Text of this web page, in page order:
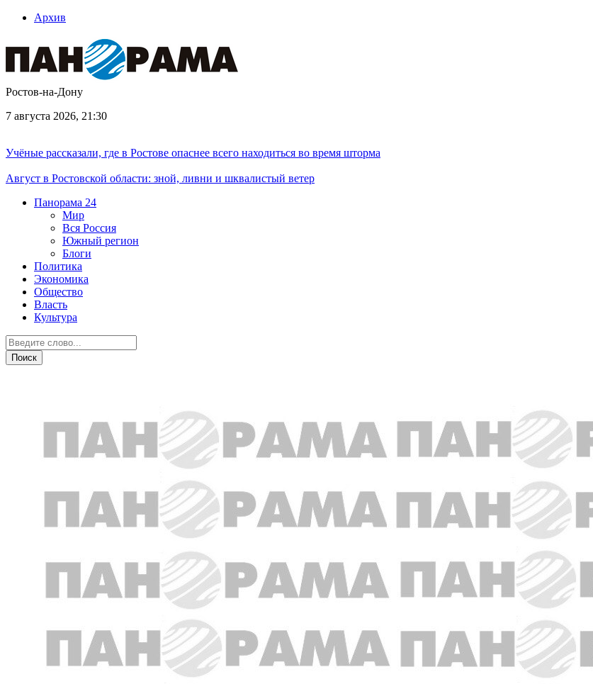
Архив
Ростов-на-Дону
7 августа 2026, 21:30
Учёные рассказали, где в Ростове опаснее всего находиться во время шторма
Август в Ростовской области: зной, ливни и шквалистый ветер
Панорама 24
Мир
Вся Россия
Южный регион
Блоги
Политика
Экономика
Общество
Власть
Культура